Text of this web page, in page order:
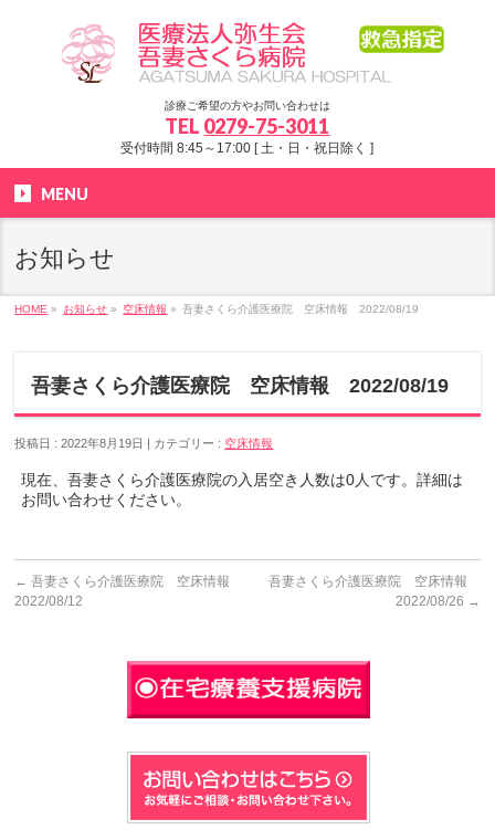
診療ご希望の方やお問い合わせは
TEL 0279-75-3011
受付時間 8:45～17:00 [ 土・日・祝日除く ]
MENU
お知らせ
HOME » お知らせ » 空床情報 » 吾妻さくら介護医療院 空床情報 2022/08/19
吾妻さくら介護医療院 空床情報 2022/08/19
投稿日 : 2022年8月19日 カテゴリー : 空床情報
現在、吾妻さくら介護医療院の入居空き人数は0人です。詳細は
お問い合わせください。
← 吾妻さくら介護医療院 空床情報
2022/08/12
吾妻さくら介護医療院 空床情報
2022/08/26 →